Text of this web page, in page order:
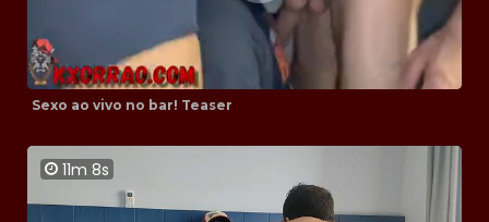
Sexo ao vivo no bar! Teaser
11m 8s